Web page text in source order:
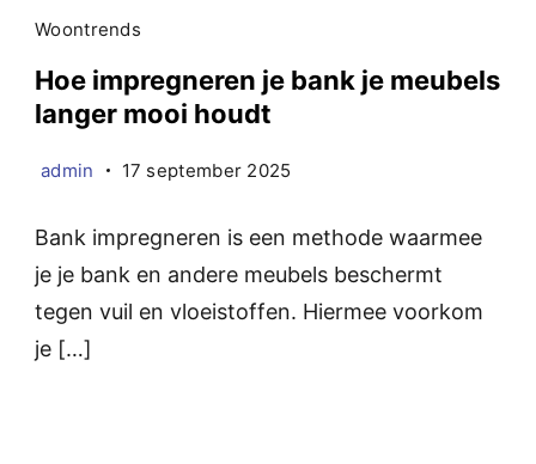
Woontrends
Hoe impregneren je bank je meubels
langer mooi houdt
admin 17 september 2025
Bank impregneren is een methode waarmee
je je bank en andere meubels beschermt
tegen vuil en vloeistoffen. Hiermee voorkom
je […]